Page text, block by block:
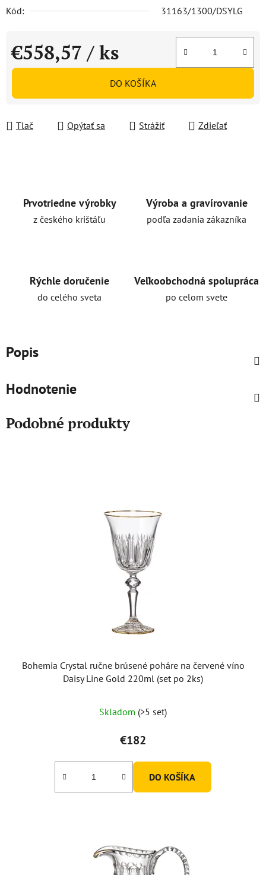
Kód:
31163/1300/DSYLG
€558,57 / ks
Jednotková cena:
DO KOŠÍKA
Tlač Opýtať sa Strážiť Zdieľať
Prvotriedne výrobky
z českého krištáľu
Výroba a gravírovanie
podľa zadania zákazníka
Rýchle doručenie
do celého sveta
Veľkoobchodná spolupráca
po celom svete
Popis
Hodnotenie
Podobné produkty
Bohemia Crystal ručne brúsené poháre na červené víno
Daisy Line Gold 220ml (set po 2ks)
Skladom (>5 set)
€182
DO KOŠÍKA